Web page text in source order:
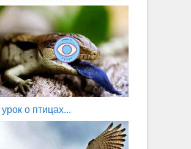
урок о птицах...